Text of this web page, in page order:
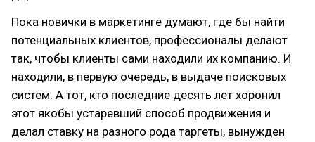
Пока новички в маркетинге думают, где бы найти
потенциальных клиентов, профессионалы делают
так, чтобы клиенты сами находили их компанию. И
находили, в первую очередь, в выдаче поисковых
систем. А тот, кто последние десять лет хоронил
этот якобы устаревший способ продвижения и
делал ставку на разного рода таргеты, вынужден